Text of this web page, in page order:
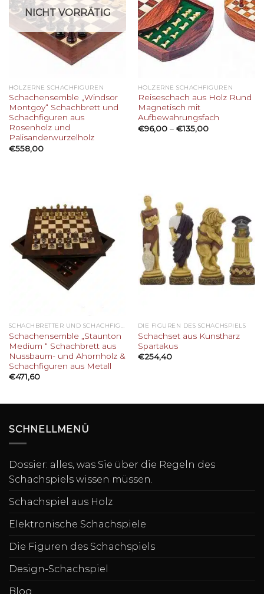
NICHT VORRÄTIG
HÖLZERNE SCHACHFIGUREN
Schachensemble „Windsor
Montgoy“ Schachbrett und
Schachfiguren aus
Rosenholz und
Palisanderwurzelholz
€558,00
HÖLZERNE SCHACHFIGUREN
Reiseschach aus Holz Rund
Magnetisch mit
Aufbewahrungsfach
€96,00– €135,00
SCHACHBRETTER UND SCHACHFIGUREN AUS METALL
Schachensemble „Staunton
Medium “ Schachbrett aus
Nussbaum- und Ahornholz &
Schachfiguren aus Metall
€471,60
DIE FIGUREN DES SCHACHSPIELS
Schachset aus Kunstharz
Spartakus
€254,40
SCHNELLMENÜ
Dossier: alles, was Sie über die Regeln des
Schachspiels wissen müssen.
Schachspiel aus Holz
Elektronische Schachspiele
Die Figuren des Schachspiels
Design-Schachspiel
Blog